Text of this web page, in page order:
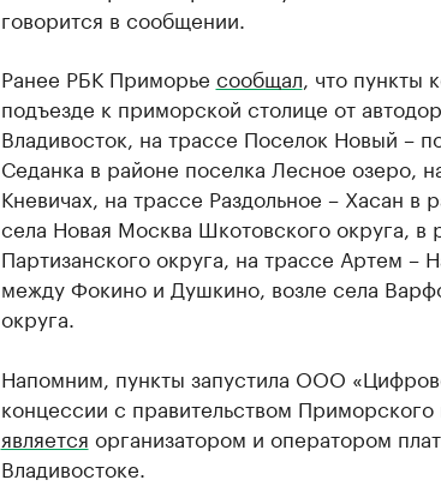
говорится в сообщении.
Ранее РБК Приморье сообщал, что пункты
подъезде к приморской столице от
Владивосток, на трассе Поселок Новый –
Седанка в районе поселка Лесное озеро,
Кневичах, на трассе Раздольное – Хасан в
села Новая Москва Шкотовского округа, в
Партизанского округа, на трассе Артем –
между Фокино и Душкино, возле села
округа.
Напомним, пункты запустила ООО
концессии с правительством
является организатором и оператором
Владивостоке.